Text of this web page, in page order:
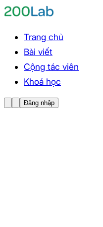
Trang chủ
Bài viết
Cộng tác viên
Khoá học
Đăng nhập